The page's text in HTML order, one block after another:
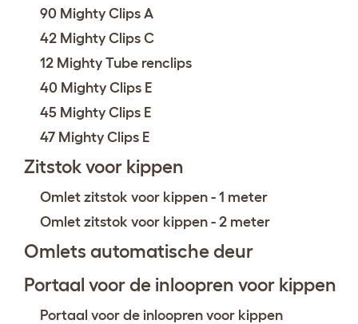
90 Mighty Clips A
42 Mighty Clips C
12 Mighty Tube renclips
40 Mighty Clips E
45 Mighty Clips E
47 Mighty Clips E
Zitstok voor kippen
Omlet zitstok voor kippen - 1 meter
Omlet zitstok voor kippen - 2 meter
Omlets automatische deur
Portaal voor de inloopren voor kippen
Portaal voor de inloopren voor kippen